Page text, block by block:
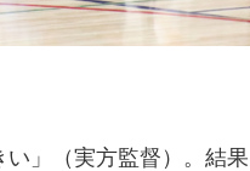
い」（実方監督）。結果